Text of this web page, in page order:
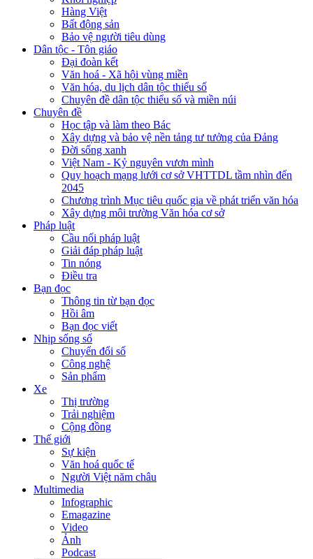
Hàng Việt
Bất động sản
Bảo vệ người tiêu dùng
Dân tộc - Tôn giáo
Đại đoàn kết
Văn hoá - Xã hội vùng miền
Văn hóa, du lịch dân tộc thiểu số
Chuyên đề dân tộc thiểu số và miền núi
Chuyên đề
Học tập và làm theo Bác
Xây dựng và bảo vệ nền tảng tư tưởng của Đảng
Đời sống xanh
Việt Nam - Kỷ nguyên vươn mình
Quy hoạch mạng lưới cơ sở VHTTDL tầm nhìn đến
2045
Chương trình Mục tiêu quốc gia về phát triển văn hóa
Xây dựng môi trường Văn hóa cơ sở
Pháp luật
Cầu nối pháp luật
Giải đáp pháp luật
Tin nóng
Điều tra
Bạn đọc
Thông tin từ bạn đọc
Hồi âm
Bạn đọc viết
Nhịp sống số
Chuyển đổi số
Công nghệ
Sản phẩm
Xe
Thị trường
Trải nghiệm
Cộng đồng
Thế giới
Sự kiện
Văn hoá quốc tế
Người Việt năm châu
Multimedia
Infographic
Emagazine
Video
Ảnh
Podcast